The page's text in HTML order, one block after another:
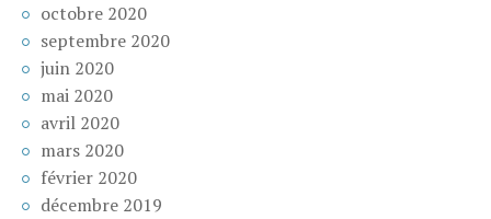
octobre 2020
septembre 2020
juin 2020
mai 2020
avril 2020
mars 2020
février 2020
décembre 2019